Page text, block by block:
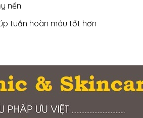
nến
tuần hoàn máu tốt hơn